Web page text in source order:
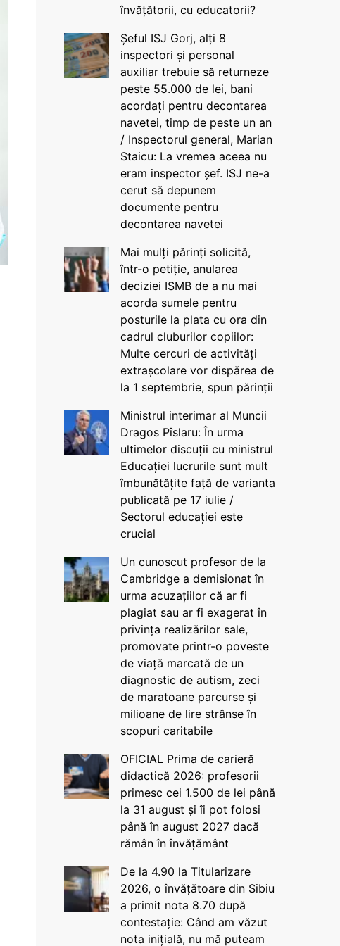
învățătorii, cu educatorii?
Șeful ISJ Gorj, alți 8
inspectori și personal
auxiliar trebuie să returneze
peste 55.000 de lei, bani
acordați pentru decontarea
navetei, timp de peste un an
/ Inspectorul general, Marian
Staicu: La vremea aceea nu
eram inspector șef. ISJ ne-a
cerut să depunem
documente pentru
decontarea navetei
Mai mulți părinți solicită,
într-o petiție, anularea
deciziei ISMB de a nu mai
acorda sumele pentru
posturile la plata cu ora din
cadrul cluburilor copiilor:
Multe cercuri de activități
extrașcolare vor dispărea de
la 1 septembrie, spun părinții
Ministrul interimar al Muncii
Dragos Pîslaru: În urma
ultimelor discuții cu ministrul
Educației lucrurile sunt mult
îmbunătățite față de varianta
publicată pe 17 iulie /
Sectorul educației este
crucial
Un cunoscut profesor de la
Cambridge a demisionat în
urma acuzațiilor că ar fi
plagiat sau ar fi exagerat în
privința realizărilor sale,
promovate printr-o poveste
de viață marcată de un
diagnostic de autism, zeci
de maratoane parcurse și
milioane de lire strânse în
scopuri caritabile
OFICIAL Prima de carieră
didactică 2026: profesorii
primesc cei 1.500 de lei până
la 31 august și îi pot folosi
până în august 2027 dacă
rămân în învățământ
De la 4.90 la Titularizare
2026, o învățătoare din Sibiu
a primit nota 8.70 după
contestație: Când am văzut
nota inițială, nu mă puteam